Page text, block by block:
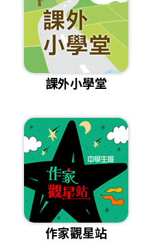
課外小學堂
作家觀星站